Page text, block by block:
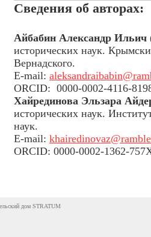
Сведения об авторах:
Айбабин Александр Ильич
исторических наук.
Вернадского.
E-mail:
ORCID: 0000-0002-4116-
Хайрединова Эльзара
исторических наук.
наук.
E-mail:
ORCID: 0000-0002-1362-
дом STRATUM